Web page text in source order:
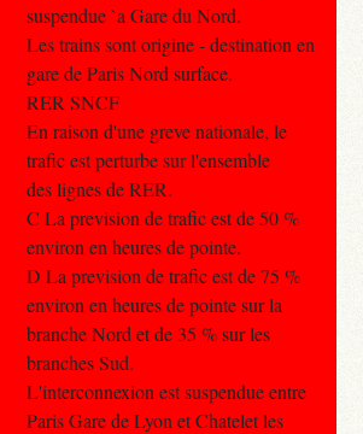
suspendue `a Gare du Nord.
Les trains sont origine - destination en
gare de Paris Nord surface.
RER SNCF
En raison d'une greve nationale, le
trafic est perturbe sur l'ensemble
des lignes de RER.
C La prevision de trafic est de 50 %
environ en heures de pointe.
D La prevision de trafic est de 75 %
environ en heures de pointe sur la
branche Nord et de 35 % sur les
branches Sud.
L'interconnexion est suspendue entre
Paris Gare de Lyon et Chatelet les